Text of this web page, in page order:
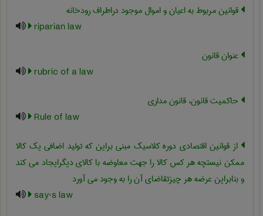
قوانین مربوط به اعیان و اموال موجود دراطراف رودخانه
riparian law
عنوان قانون
rubric of a law
حاکمیت قانون، قانون مداری
Rule of law
از قوانین اقتصادی دوره کلاسیک مبنی براین که تولید اضافی یک کالا
ممکن نیستچه هر کس کالا را جهت معاوضه با کالای دیگرایجاد می کند
و بنابراین عرضه هر چیزتقاضای آن را به وجود می آورد
say's law